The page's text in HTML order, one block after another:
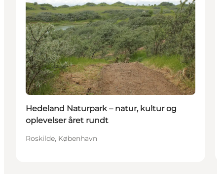
Hedeland Naturpark – natur, kultur og
oplevelser året rundt
Roskilde, København